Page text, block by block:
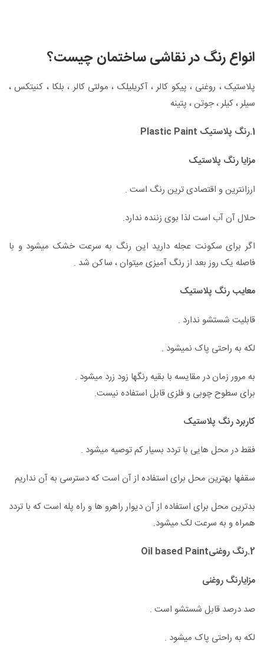
انواع رنگ در نقاشی ساختمان چیست؟
پلاستیک ، روغنی ، پیکو کالر ، آکریلیلک ، مولتی کالر ، بلکا ، کنیتکس ،
سیلر ، کیلر ، جوتن ، پتینه
1.رنگ پلاستیک Plastic Paint
مزایا رنگ پلاستیک
ارزانترین و اقتصادی ترین رنگ است .
حلال آن آب است لذا بوی زننده ندارد.
اگر برای سکونت عجله دارید این رنگ به سرعت خشک میشود و با
فاصله یک روز بعد از رنگ آمیزی میتوان ، ساکن شد .
معایب رنگ پلاستیک
قابلیت شستشو ندارد .
لکه به راحتی پاک نمیشود .
به مرور زمان در مقایسه با بقیه رنگها زود زرد میشود .
برای سطوح چوبی و فلزی قابل استفاده نیست.
کاربرد رنگ پلاستیک
فقط در محل هایی با تردد بسیار کم توصیه میشود .
سقفها بهترین محل برای استفاده از آن است که دسترسی به آن نداریم
بدترین محل برای استفاده از آن دیوار راهرو ها و راه پله است که با تردد
همراه و به سرعت لک میشود.
2.رنگ روغنیOil based Paint
مزایارنگ روغنی
صد درصد قابل شستشو است .
لکه به راحتی پاک میشود .